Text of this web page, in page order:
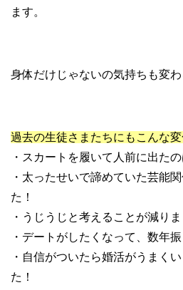
ます。
身体だけじゃないの気持ちも変
過去の生徒さまたちにもこんな
・スカートを履いて人前に出た
・太ったせいで諦めていた芸能
た！
・うじうじと考えることが減り
・デートがしたくなって、数年
・自信がついたら婚活がうまく
た！